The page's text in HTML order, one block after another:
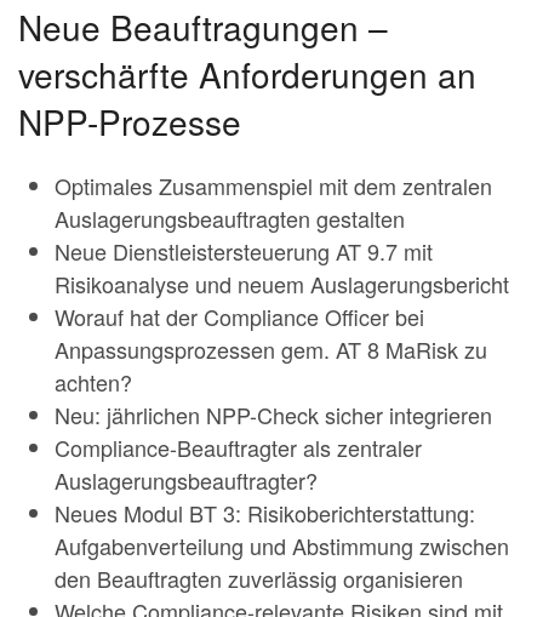
Neue Beauftragungen –
verschärfte Anforderungen an
NPP-Prozesse
Optimales Zusammenspiel mit dem zentralen
Auslagerungsbeauftragten gestalten
Neue Dienstleistersteuerung AT 9.7 mit
Risikoanalyse und neuem Auslagerungsbericht
Worauf hat der Compliance Officer bei
Anpassungsprozessen gem. AT 8 MaRisk zu
achten?
Neu: jährlichen NPP-Check sicher integrieren
Compliance-Beauftragter als zentraler
Auslagerungsbeauftragter?
Neues Modul BT 3: Risikoberichterstattung:
Aufgabenverteilung und Abstimmung zwischen
den Beauftragten zuverlässig organisieren